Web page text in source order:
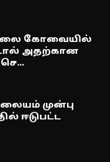
கோவையில்
அதற்கான
முன்பு
ஈடுபட்ட